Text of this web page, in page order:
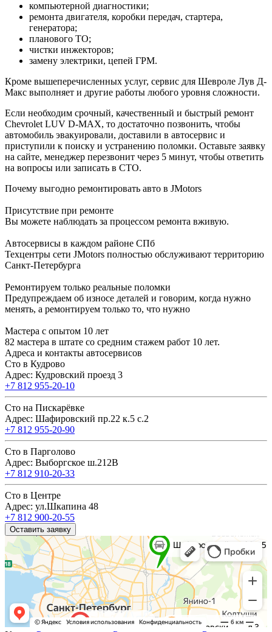
компьютерной диагностики;
ремонта двигателя, коробки передач, стартера,
генератора;
планового ТО;
чистки инжекторов;
замену электрики, цепей ГРМ.
Кроме вышеперечисленных услуг, сервис для Шевроле Лув Д-
Макс выполняет и другие работы любого уровня сложности.
Если необходим срочный, качественный и быстрый ремонт
Chevrolet LUV D-MAX, то достаточно позвонить, чтобы
автомобиль эвакуировали, доставили в автосервис и
приступили к поиску и устранению поломки. Оставьте заявку
на сайте, менеджер перезвонит через 5 минут, чтобы ответить
на вопросы или записать в СТО.
Почему выгодно ремонтировать авто в JMotors
Присутствие при ремонте
Вы можете наблюдать за процессом ремонта вживую.
Автосервисы в каждом районе СПб
Техцентры сети JMotors полностью обслуживают территорию
Санкт-Петербурга
Ремонтируем только реальные поломки
Предупреждаем об износе деталей и говорим, когда нужно
менять, а ремонтируем только то, что нужно
Мастера с опытом 10 лет
82 мастера в штате со средним стажем работ 10 лет.
Адреса и контакты автосервисов
Сто в Кудрово
Адрес: Кудровский проезд 3
+7 812 955-20-10
Сто на Пискарёвке
Адрес: Шафировский пр.22 к.5 с.2
+7 812 955-20-90
Сто в Парголово
Адрес: Выборгское ш.212В
+7 812 910-20-33
Сто в Центре
Адрес: ул.Шкапина 48
+7 812 900-20-55
Оставить заявку